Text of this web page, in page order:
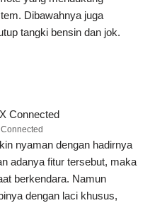
Dibawahnya juga
tangki bensin dan jok.
nyaman dengan hadirnya
adanya fitur tersebut, maka
berkendara. Namun
dengan laci khusus,